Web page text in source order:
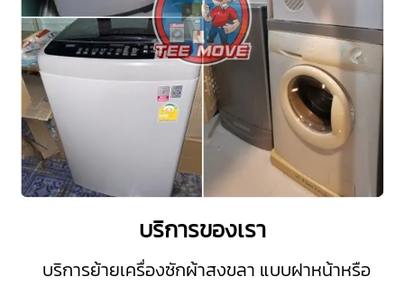
บริการของเรา
บริการย้ายเครื่องซักผ้าสงขลา แบบฝาหน้าหรือ